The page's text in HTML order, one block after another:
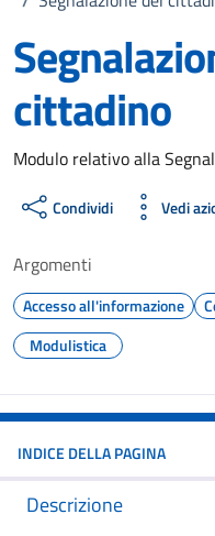
cittadino
Dettagli del
Modulo relativo alla
Condividi Vedi
Argomenti
Accesso all'informazione
Modulistica
INDICE DELLA PAGINA
Descrizione